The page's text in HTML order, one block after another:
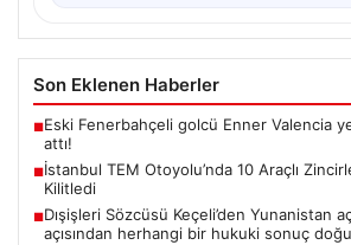
Son Eklenen Haberler
■Eski Fenerbahçeli golcü Enner Valencia
attı!
■İstanbul TEM Otoyolu’nda 10 Araçlı
Kilitledi
■Dışişleri Sözcüsü Keçeli’den Yunanistan
açısından herhangi bir hukuki sonuç